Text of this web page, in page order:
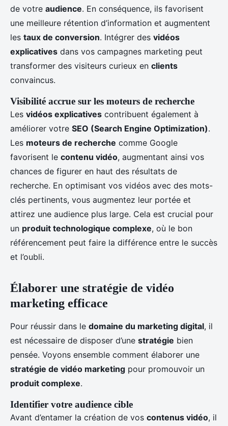
de votre audience. En conséquence, ils favorisent
une meilleure rétention d’information et augmentent
les taux de conversion. Intégrer des vidéos
explicatives dans vos campagnes marketing peut
transformer des visiteurs curieux en clients
convaincus.
Visibilité accrue sur les moteurs de recherche
Les vidéos explicatives contribuent également à
améliorer votre SEO (Search Engine Optimization).
Les moteurs de recherche comme Google
favorisent le contenu vidéo, augmentant ainsi vos
chances de figurer en haut des résultats de
recherche. En optimisant vos vidéos avec des mots-
clés pertinents, vous augmentez leur portée et
attirez une audience plus large. Cela est crucial pour
un produit technologique complexe, où le bon
référencement peut faire la différence entre le succès
et l’oubli.
Élaborer une stratégie de vidéo
marketing efficace
Pour réussir dans le domaine du marketing digital, il
est nécessaire de disposer d’une stratégie bien
pensée. Voyons ensemble comment élaborer une
stratégie de vidéo marketing pour promouvoir un
produit complexe.
Identifier votre audience cible
Avant d’entamer la création de vos contenus vidéo, il